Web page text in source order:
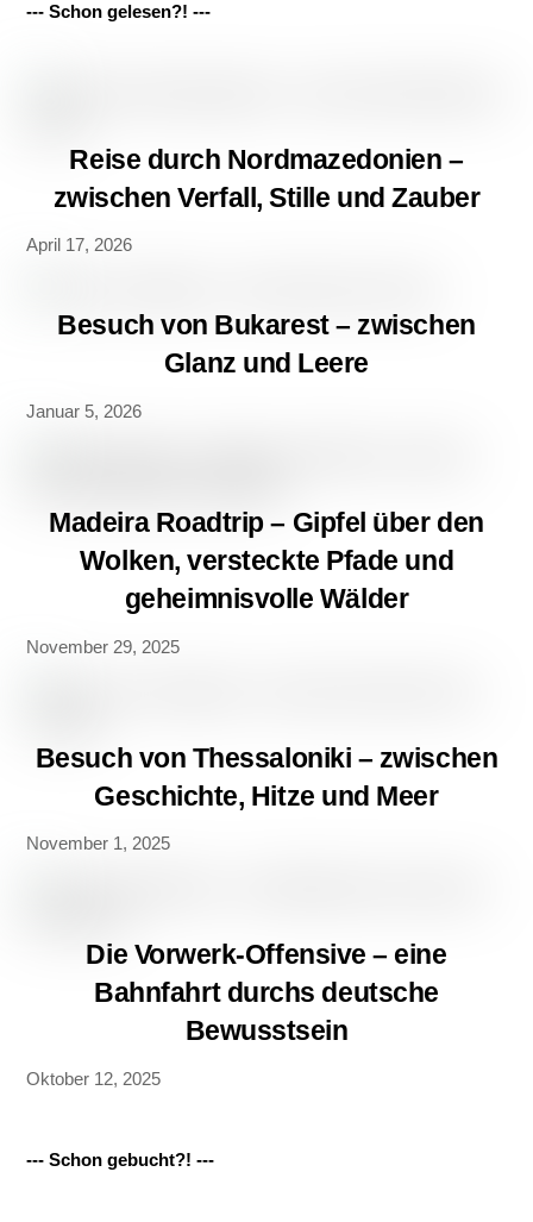
--- Schon gelesen?! ---
Reise durch Nordmazedonien –
zwischen Verfall, Stille und Zauber
April 17, 2026
Besuch von Bukarest – zwischen
Glanz und Leere
Januar 5, 2026
Madeira Roadtrip – Gipfel über den
Wolken, versteckte Pfade und
geheimnisvolle Wälder
November 29, 2025
Besuch von Thessaloniki – zwischen
Geschichte, Hitze und Meer
November 1, 2025
Die Vorwerk-Offensive – eine
Bahnfahrt durchs deutsche
Bewusstsein
Oktober 12, 2025
--- Schon gebucht?! ---